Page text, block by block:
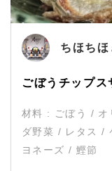
ちほちほ
ごぼうチップス
材料 : ごぼう / オ
ダ野菜 / レタス
ヨネーズ / 鰹節